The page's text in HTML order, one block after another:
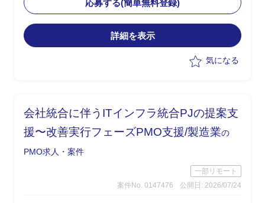
-リカバリー時の要因分析/リカバリープ
ランの策定
-各種ドキュメントの作成
応募する(簡単無料登録)
詳細を表示
気になる
会社統合に伴うITインフラ統合PJの提案支
援〜改善実行フェーズPMO支援/製造業の
PMO求人・案件
一部リモート
案件No. 0147476
公開日: 2026/07/24